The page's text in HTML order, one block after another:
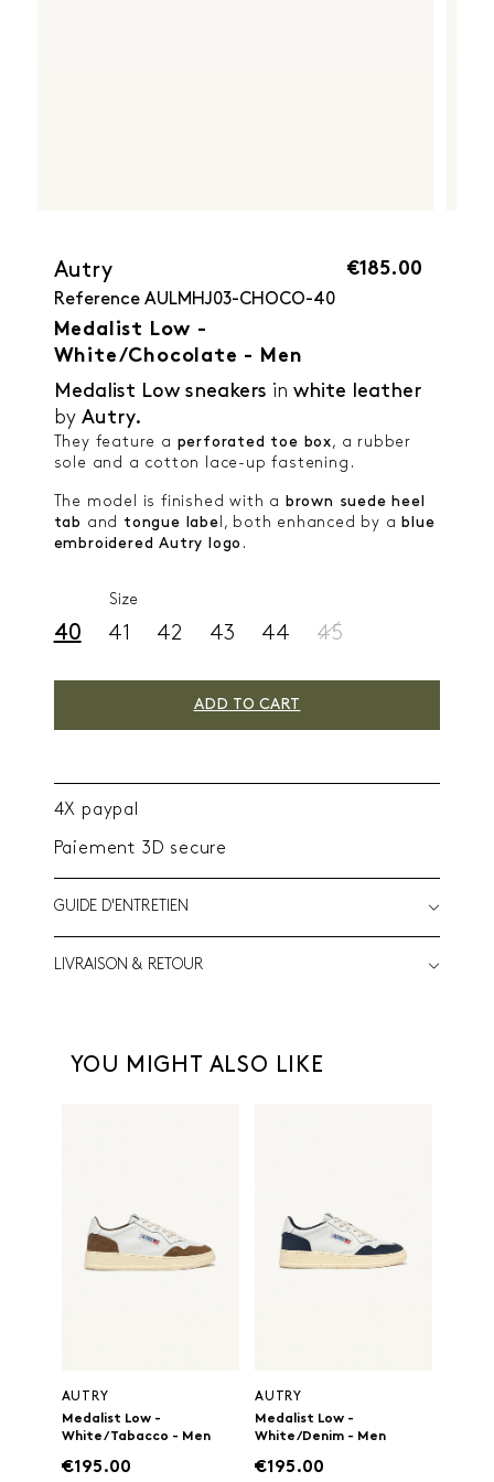
Autry
Reference AULMHJ03-CHOCO-40
Medalist Low -
White/Chocolate - Men
€185.00
Medalist Low sneakers in white leather
byAutry.
They feature a perforated toe box, a rubber
sole and a cotton lace-up fastening.
The model is finished with a brown suede heel
tab and tongue labe l, both enhanced by a blue
embroidered Autry logo .
Size
40 41 42 43 44 45
ADD TO CART
4X paypal
Paiement 3D secure
GUIDE D'ENTRETIEN
LIVRAISON & RETOUR
YOU MIGHT ALSO LIKE
AUTRY
Medalist Low -
White/Tabacco - Men
€195.00
AUTRY
Medalist Low -
White/Denim - Men
€195.00